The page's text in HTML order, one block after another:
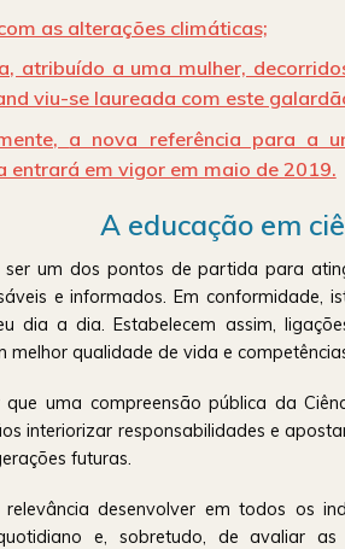
as alterações climáticas;
atribuído a uma mulher,
viu-se laureada com este
a nova referência para a
entrará em vigor em maio de 2019.
A educação em
um dos pontos de partida para
e informados. Em conformidade,
dia a dia. Estabelecem assim,
melhor qualidade de vida e
uma compreensão pública da
interiorizar responsabilidades e
futuras.
desenvolver em todos os
e, sobretudo, de avaliar as